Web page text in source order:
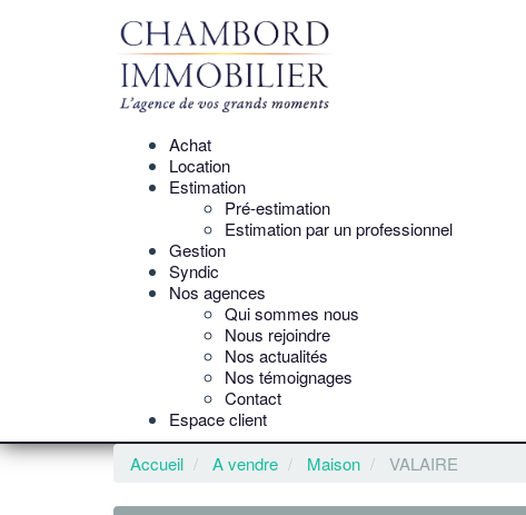
Achat
Location
Estimation
Pré-estimation
Estimation par un professionnel
Gestion
Syndic
Nos agences
Qui sommes nous
Nous rejoindre
Nos actualités
Nos témoignages
Contact
Espace client
Accueil
A vendre Maison VALAIRE